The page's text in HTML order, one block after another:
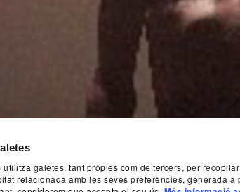
utilitza galetes, tant pròpies com de tercers, per
relacionada amb les seves preferències, generada